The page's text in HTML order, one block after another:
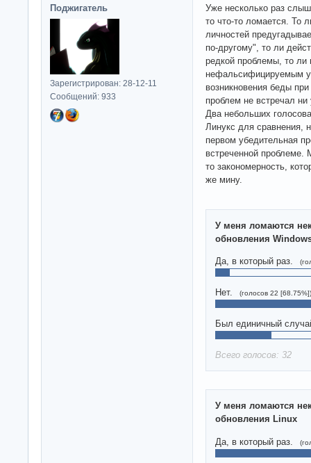
Поджигатель
Зарегистрирован: 28-12-11
Сообщений: 933
Уже несколько раз
то что-то ломается. То
личностей
по-другому", то ли
редкой проблемы, то ли
нефальсифицируемым
возникновения беды
проблем не встречал
Два небольших
Линукс для сравнения,
первом убедительная
встреченной проблеме.
то закономерность,
же мину.
У меня ломаются
обновления
Да, в который раз.
Нет. (голосов 22 [68.75%])
Был единичный
Всего голосов: 32
У меня ломаются
обновления Linux
Да, в который раз.